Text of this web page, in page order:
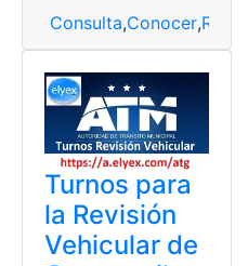
Consulta,Conocer,
Turnos para
la Revisión
Vehicular de